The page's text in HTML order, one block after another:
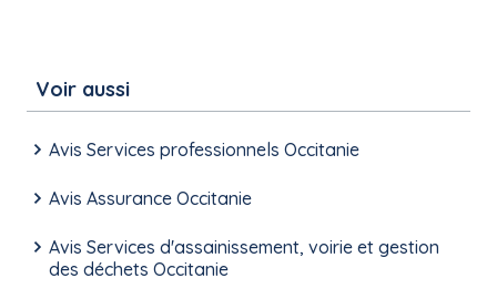
Voir aussi
Avis Services professionnels Occitanie
Avis Assurance Occitanie
Avis Services d'assainissement, voirie et gestion
des déchets Occitanie